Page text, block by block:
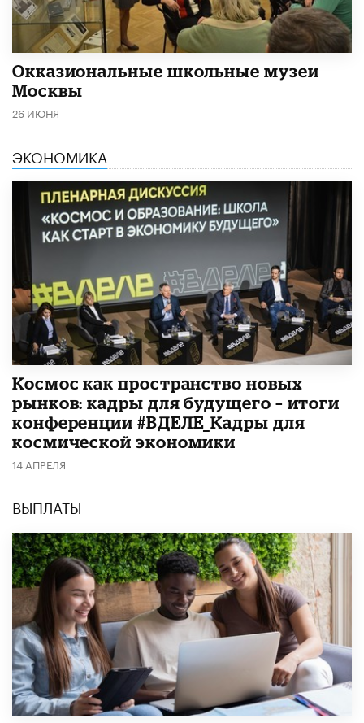
​Окказиональные школьные музеи
Москвы
26 ИЮНЯ
ЭКОНОМИКА
Космос как пространство новых
рынков: кадры для будущего – итоги
конференции #ВДЕЛЕ_Кадры для
космической экономики
14 АПРЕЛЯ
ВЫПЛАТЫ